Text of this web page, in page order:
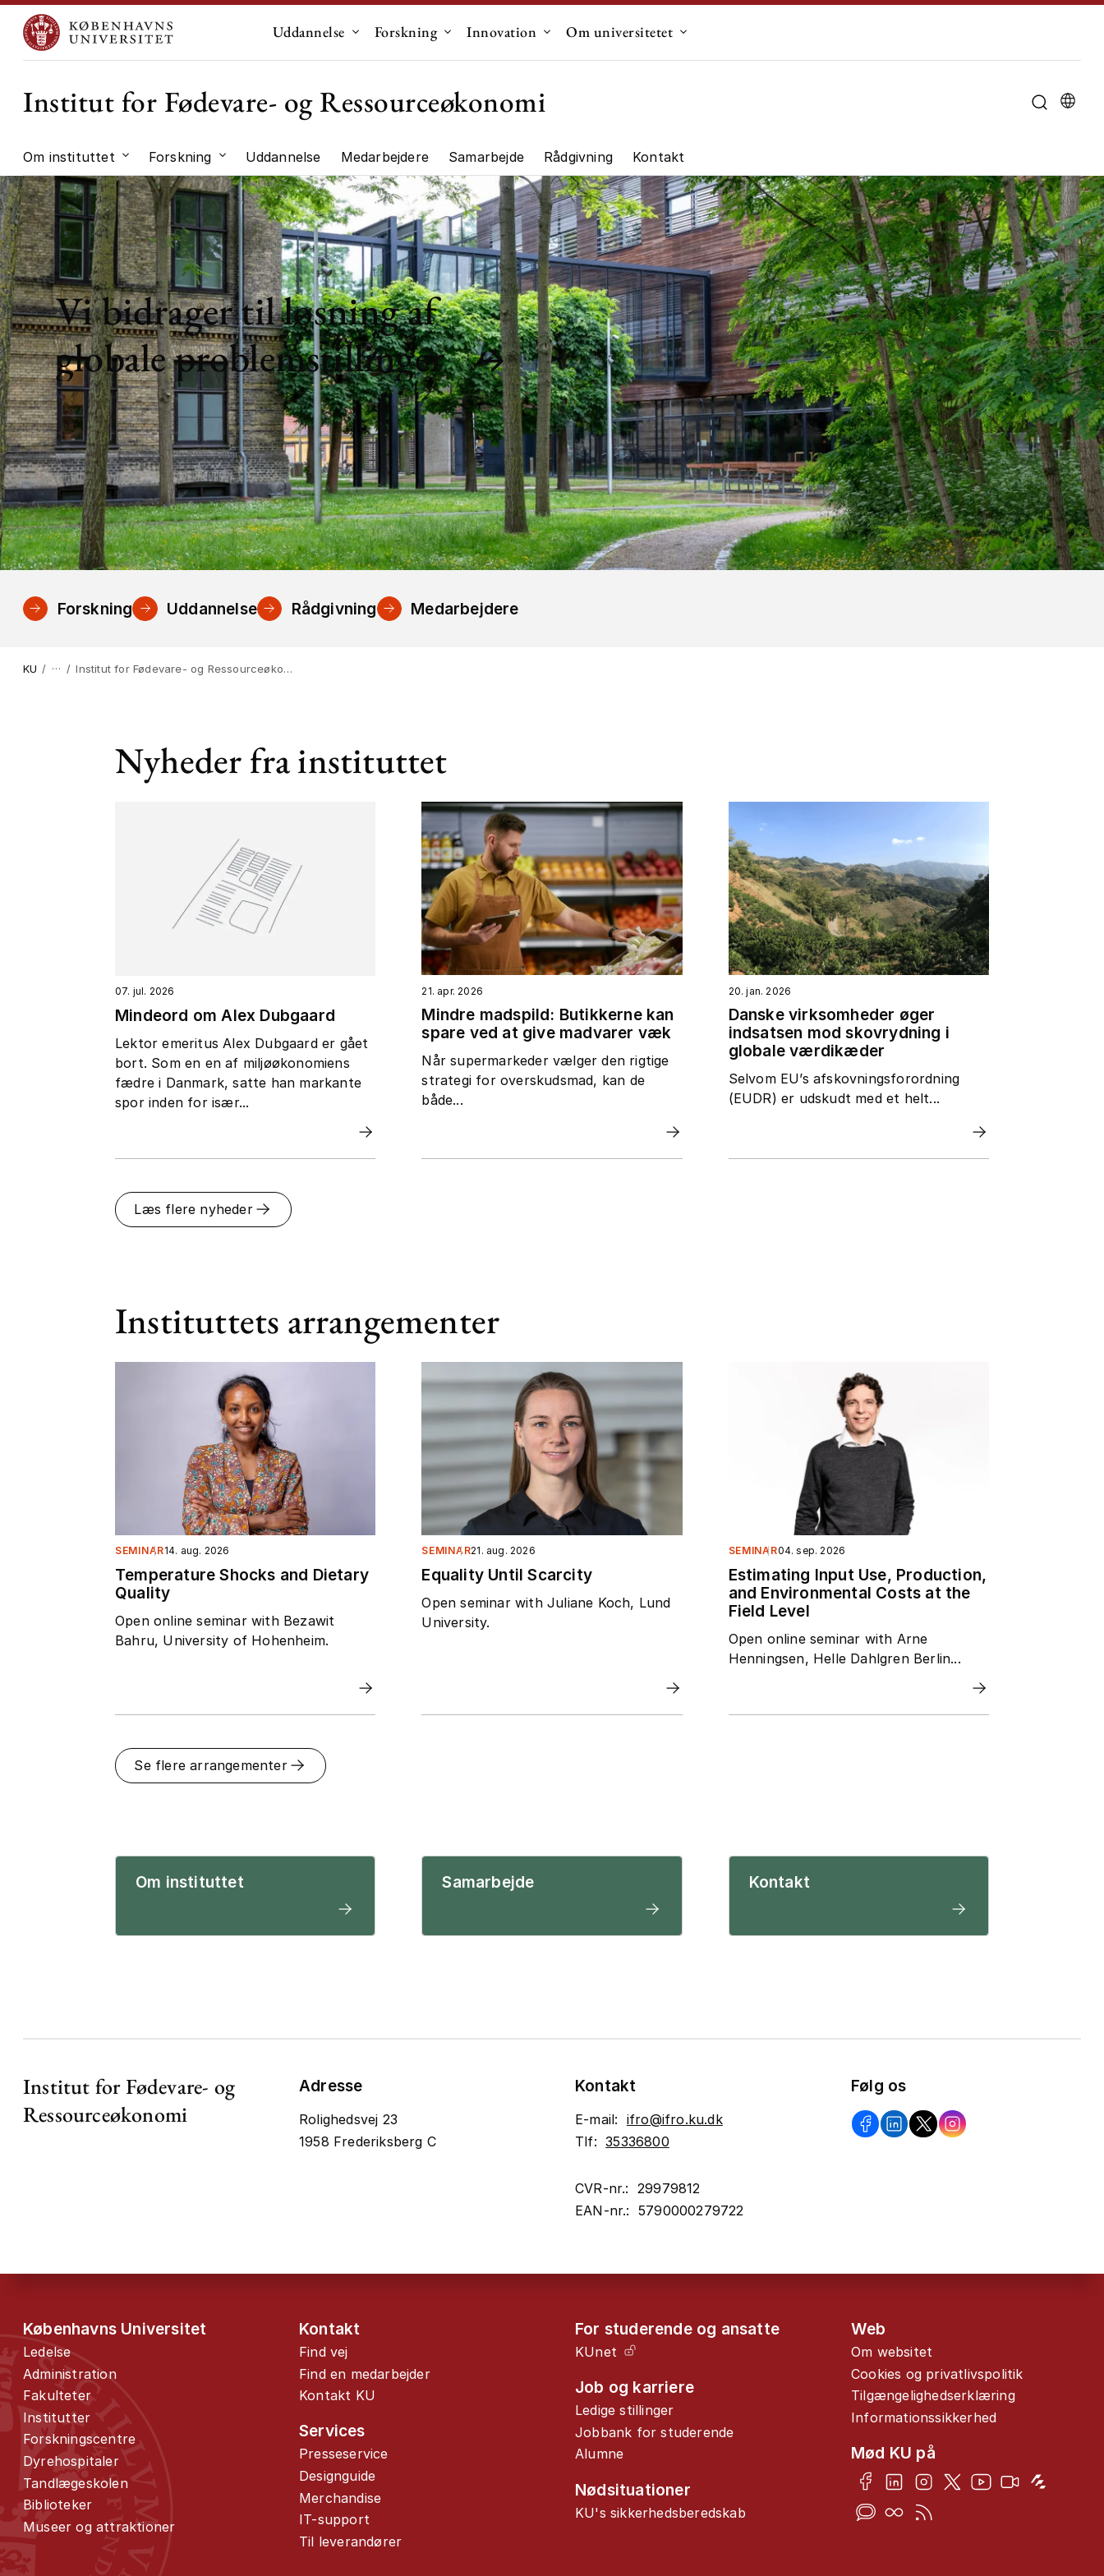
Uddannelse Undermenu til "Uddannelse"
Forskning Undermenu til "Forskning"
Innovation Undermenu til "Innovation"
Om universitetet
Institut for Fødevare- og Ressourceøkonomi
Om instituttet Undermenu til "Om instituttet"
Forskning Undermenu til "Forskning"
Uddannelse Medarbejdere Samarbejde Rådgivning Kontakt
Vi bidrager til løsning af
globale problemstillinger
Forskning Uddannelse Rådgivning Medarbejdere
KU Institut for Fødevare- og Ressourceøkonomi
Nyheder fra instituttet
07. jul. 2026
Mindeord om Alex Dubgaard
Lektor emeritus Alex Dubgaard er gået
bort. Som en en af miljøøkonomiens
fædre i Danmark, satte han markante
spor inden for især...
21. apr. 2026
Mindre madspild: Butikkerne kan
spare ved at give madvarer væk
Når supermarkeder vælger den rigtige
strategi for overskudsmad, kan de
både...
20. jan. 2026
Danske virksomheder øger
indsatsen mod skovrydning i
globale værdikæder
Selvom EU’s afskovningsforordning
(EUDR) er udskudt med et helt...
Læs flere nyheder
Instituttets arrangementer
SEMINAR14. aug. 2026
Temperature Shocks and Dietary
Quality
Open online seminar with Bezawit
Bahru, University of Hohenheim.
SEMINAR21. aug. 2026
Equality Until Scarcity
Open seminar with Juliane Koch, Lund
University.
SEMINAR04. sep. 2026
Estimating Input Use, Production,
and Environmental Costs at the
Field Level
Open online seminar with Arne
Henningsen, Helle Dahlgren Berlin...
Se flere arrangementer
Om instituttet Samarbejde Kontakt
Institut for Fødevare- og
Ressourceøkonomi
Adresse
Rolighedsvej 23
1958 Frederiksberg C
Kontakt
E-mail: ifro@ifro.ku.dk
Tlf:35336800
CVR-nr.: 29979812
EAN-nr.: 5790000279722
Følg os
Københavns Universitet
Ledelse
Administration
Fakulteter
Institutter
Forskningscentre
Dyrehospitaler
Tandlægeskolen
Biblioteker
Museer og attraktioner
Kontakt
Find vej
Find en medarbejder
Kontakt KU
Services
Presseservice
Designguide
Merchandise
IT-support
Til leverandører
For studerende og ansatte
KUnet
Job og karriere
Ledige stillinger
Jobbank for studerende
Alumne
Nødsituationer
KU's sikkerhedsberedskab
Web
Om websitet
Cookies og privatlivspolitik
Tilgængelighedserklæring
Informationssikkerhed
Mød KU på